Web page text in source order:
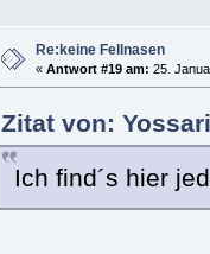
Re:keine Fellnasen
« Antwort #19 am: 25.
Zitat von:
Ich find´s hier